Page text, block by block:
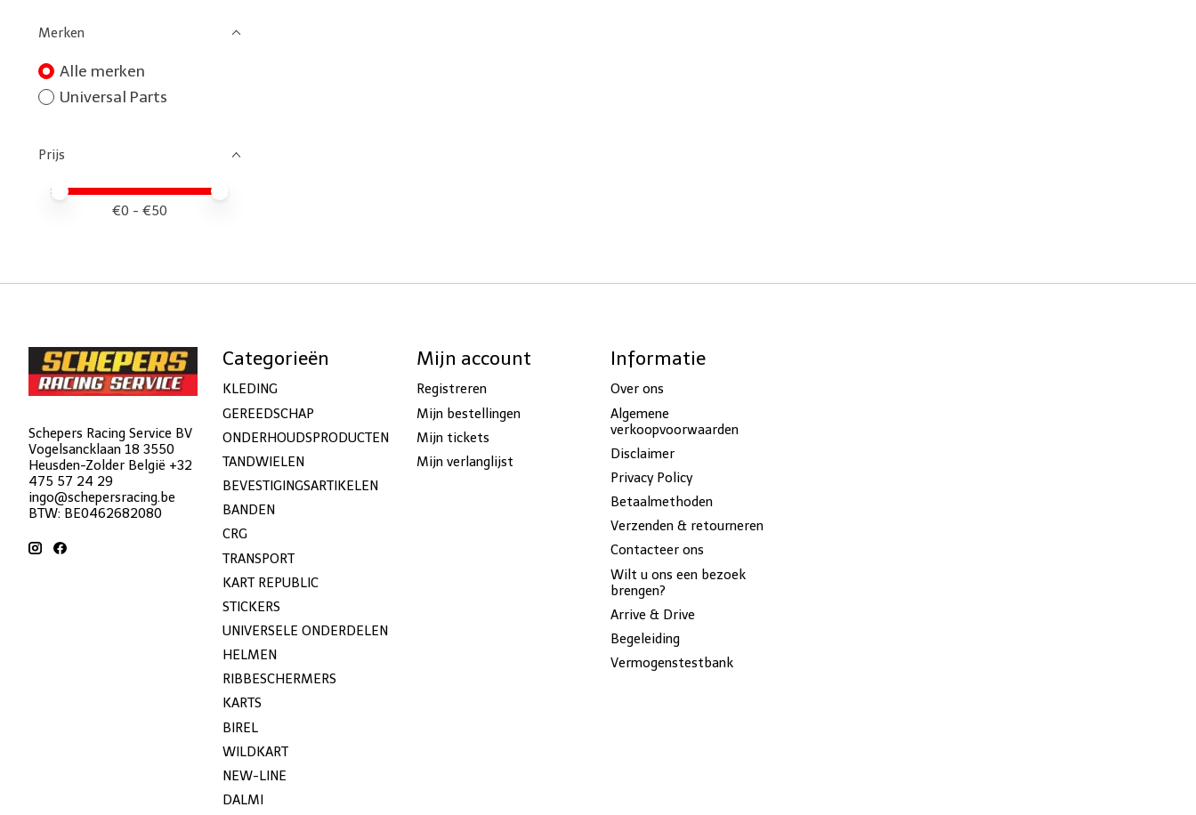
Merken
Alle merken
Universal Parts
Prijs
Minimale prijswaarde
Price maximum value
€0 - €50
Schepers Racing Service BV
Vogelsancklaan 18 3550
Heusden-Zolder België +32
475 57 24 29
ingo@schepersracing.be
BTW: BE0462682080
Categorieën
KLEDING
GEREEDSCHAP
ONDERHOUDSPRODUCTEN
TANDWIELEN
BEVESTIGINGSARTIKELEN
BANDEN
CRG
TRANSPORT
KART REPUBLIC
STICKERS
UNIVERSELE ONDERDELEN
HELMEN
RIBBESCHERMERS
KARTS
BIREL
WILDKART
NEW-LINE
DALMI
Mijn account
Registreren
Mijn bestellingen
Mijn tickets
Mijn verlanglijst
Informatie
Over ons
Algemene
verkoopvoorwaarden
Disclaimer
Privacy Policy
Betaalmethoden
Verzenden & retourneren
Contacteer ons
Wilt u ons een bezoek
brengen?
Arrive & Drive
Begeleiding
Vermogenstestbank